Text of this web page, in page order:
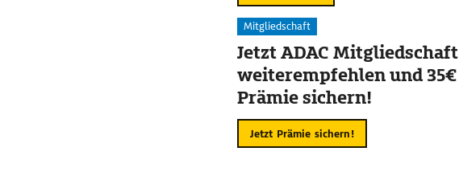
Mitgliedschaft
Jetzt ADAC Mitgliedschaft
weiterempfehlen und 35€
Prämie sichern!
Jetzt Prämie sichern!